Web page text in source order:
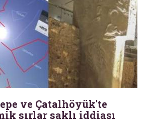
ve Çatalhöyük'te
sırlar saklı iddiası